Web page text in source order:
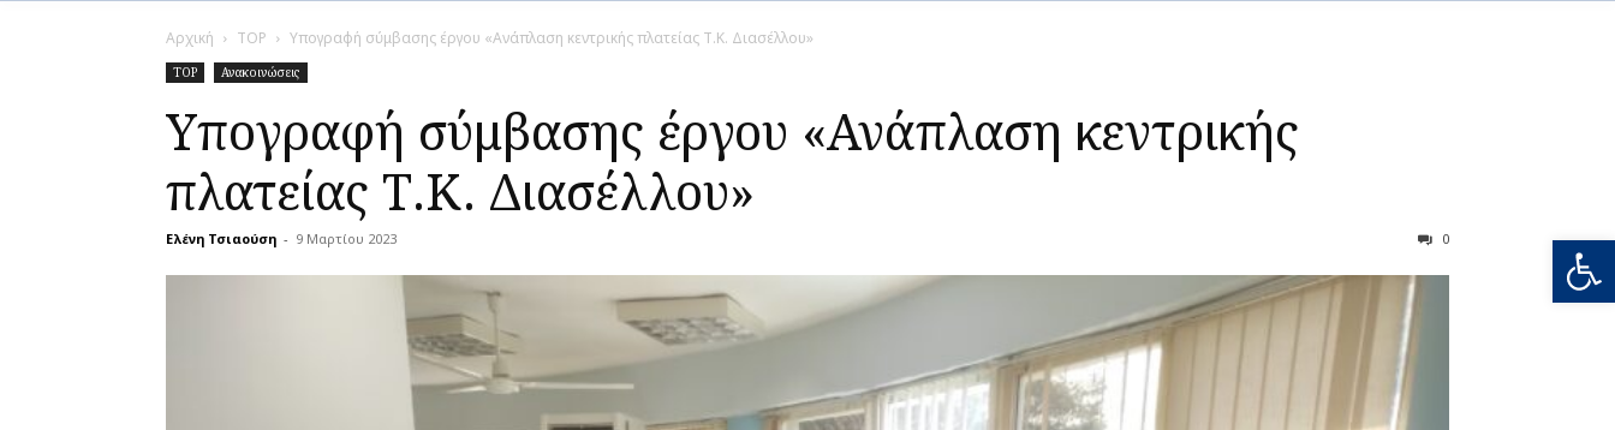
Αρχική TOP Υπογραφή σύμβασης έργου «Ανάπλαση κεντρικής πλατείας Τ.Κ. Διασέλλου»
TOP Ανακοινώσεις
Υπογραφή σύμβασης έργου «Ανάπλαση κεντρικής
πλατείας Τ.Κ. Διασέλλου»
Ελένη Τσιαούση - 9 Μαρτίου 2023 0